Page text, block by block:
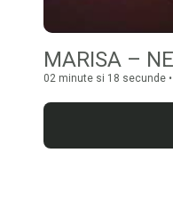
MARISA –
02 minute si 18 secunde